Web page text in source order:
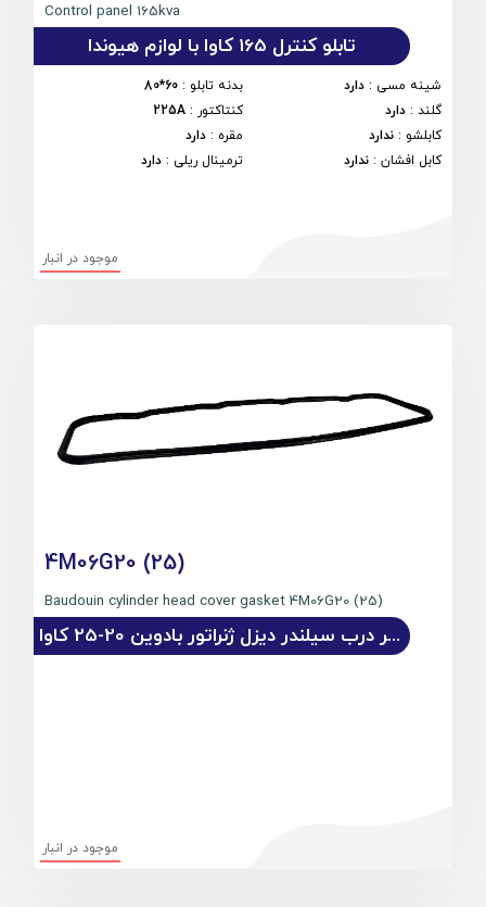
Control panel 165kva
تابلو کنترل 165 کاوا با لوازم هیوندا
شینه مسی : دارد بدنه تابلو :
60*80
گلند : دارد کنتاکتور :
225A
کابلشو : ندارد مقره : دارد
کابل افشان : ندارد ترمینال ریلی : دارد
موجود در انبار
4M06G20 (25)
Baudouin cylinder head cover gasket 4M06G20 (25)
واشر درب سیلندر دیزل ژنراتور بادوین 20-25 کاوا
موجود در انبار